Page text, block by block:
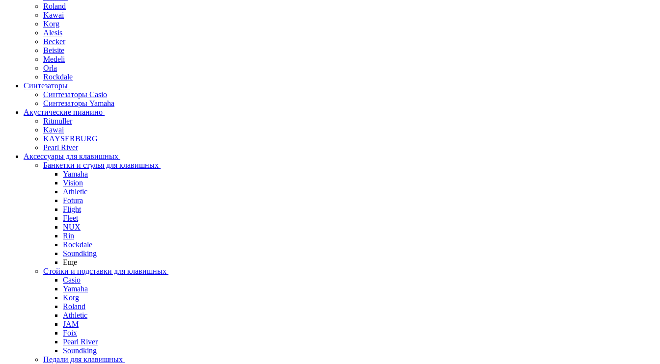
Roland
Kawai
Korg
Alesis
Becker
Beisite
Medeli
Orla
Rockdale
Синтезаторы
Синтезаторы Casio
Синтезаторы Yamaha
Акустические пианино
Ritmuller
Kawai
KAYSERBURG
Pearl River
Аксессуары для клавишных
Банкетки и стулья для клавишных
Yamaha
Vision
Athletic
Fotura
Flight
Fleet
NUX
Rin
Rockdale
Soundking
Еще
Стойки и подставки для клавишных
Casio
Yamaha
Korg
Roland
Athletic
JAM
Foix
Pearl River
Soundking
Педали для клавишных